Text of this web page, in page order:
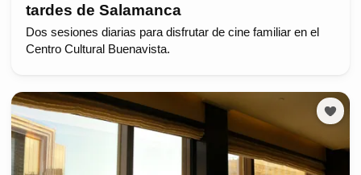
tardes de Salamanca
Dos sesiones diarias para disfrutar de cine familiar en el
Centro Cultural Buenavista.